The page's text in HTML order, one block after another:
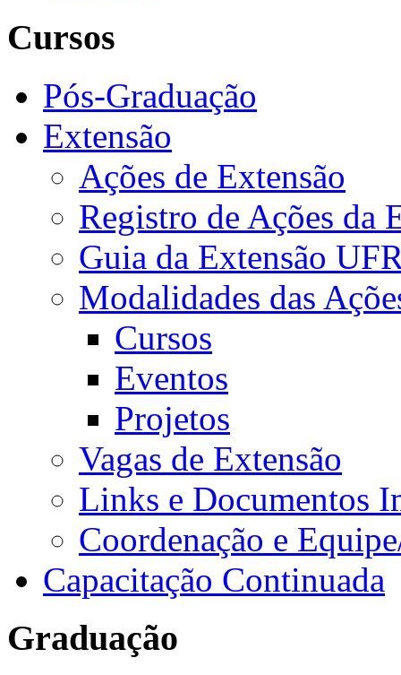
Cursos
Pós-Graduação
Extensão
Ações de Extensão
Registro de Ações da
Guia da Extensão
Modalidades das
Cursos
Eventos
Projetos
Vagas de Extensão
Links e Documentos
Coordenação e
Capacitação Continuada
Graduação